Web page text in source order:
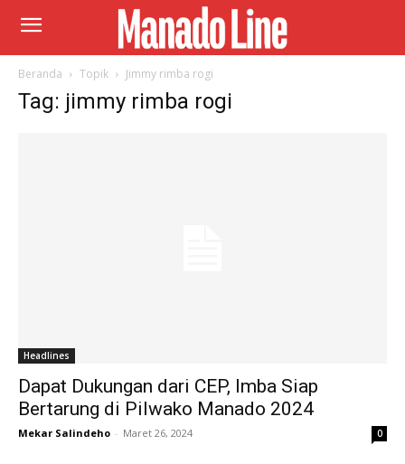
Beranda Topik Jimmy rimba rogi
Tag: jimmy rimba rogi
Headlines
Dapat Dukungan dari CEP, Imba Siap
Bertarung di Pilwako Manado 2024
Mekar Salindeho - Maret 26, 2024 0